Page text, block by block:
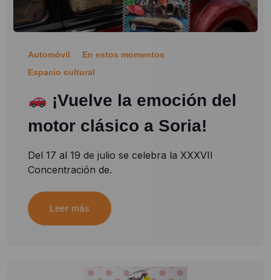
Automóvil
En estos momentos
Espacio cultural
¡Vuelve la emoción del
motor clásico a Soria!
Del 17 al 19 de julio se celebra la XXXVII
Concentración de.
Leer más